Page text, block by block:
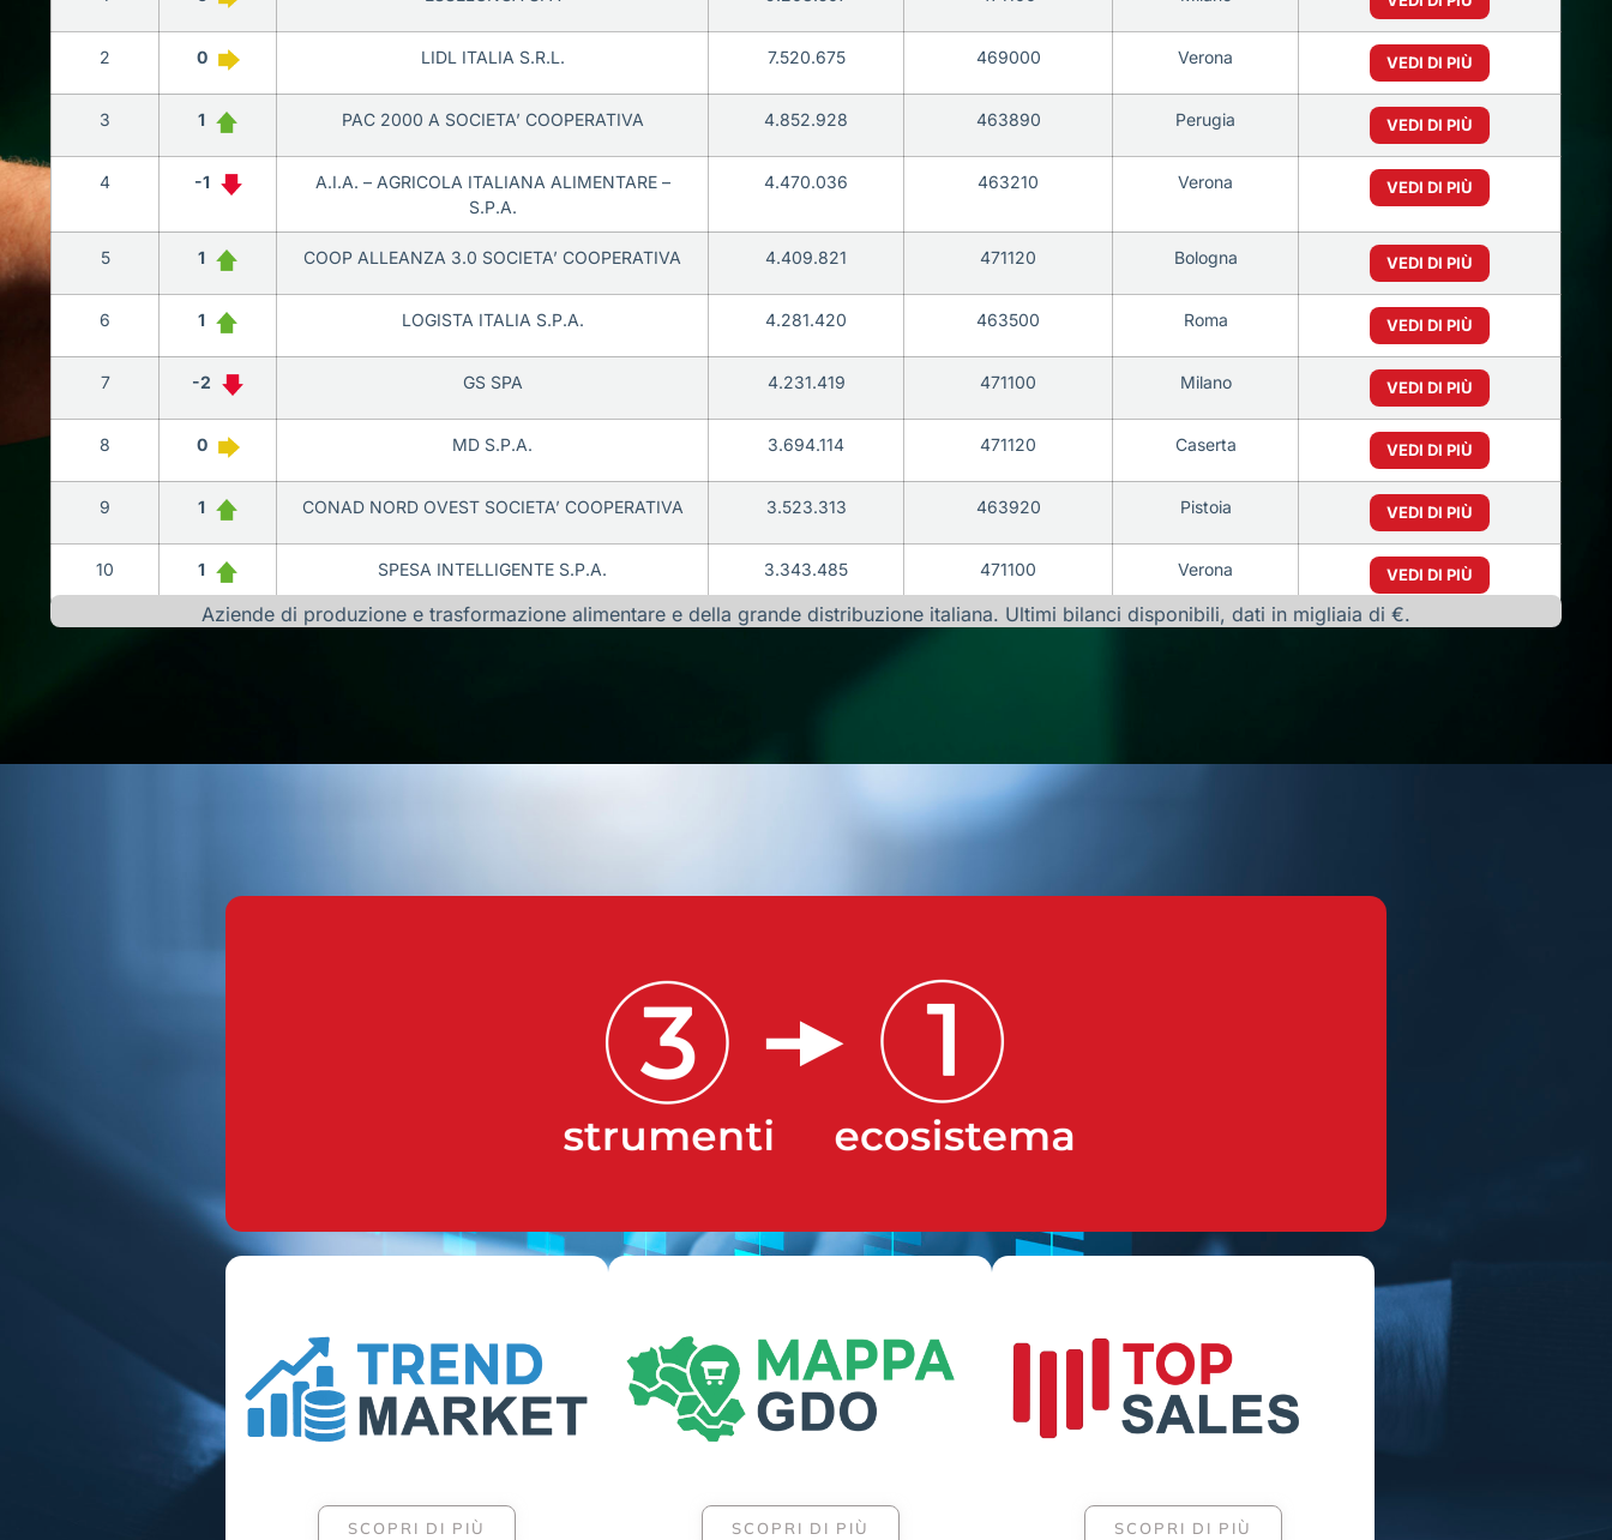
2 0 LIDL ITALIA S.R.L. 7.520.675 469000 Verona VEDI DI PIÙ
3 1 PAC 2000 A SOCIETA’ COOPERATIVA 4.852.928 463890 Perugia VEDI DI PIÙ
4 -1
A.I.A. – AGRICOLA ITALIANA ALIMENTARE –
S.P.A.
4.470.036 463210 Verona VEDI DI PIÙ
5 1 COOP ALLEANZA 3.0 SOCIETA’ COOPERATIVA 4.409.821 471120 Bologna VEDI DI PIÙ
6 1 LOGISTA ITALIA S.P.A. 4.281.420 463500 Roma VEDI DI PIÙ
7 -2 GS SPA 4.231.419 471100 Milano VEDI DI PIÙ
8 0 MD S.P.A. 3.694.114 471120 Caserta VEDI DI PIÙ
9 1 CONAD NORD OVEST SOCIETA’ COOPERATIVA 3.523.313 463920 Pistoia VEDI DI PIÙ
10 1 SPESA INTELLIGENTE S.P.A. 3.343.485 471100 Verona VEDI DI PIÙ
Aziende di produzione e trasformazione alimentare e della grande distribuzione italiana. Ultimi bilanci disponibili, dati in migliaia di €.
SCOPRI DI PIÙ SCOPRI DI PIÙ SCOPRI DI PIÙ